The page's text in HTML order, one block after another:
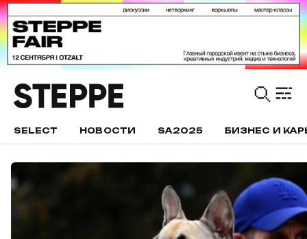
SELECT НОВОСТИ SA2025 БИЗНЕС И